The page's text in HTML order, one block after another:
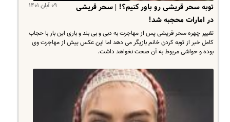
۰۹ آبان ۱۴۰۱
توبه سحر قریشی رو باور کنیم؟! | سحر قریشی
در امارات محجبه شد!
تغییر چهره سحر قریشی پس از مهاجرت به دبی و بی بند و باری این بار با حجاب
کامل خبر از توبه کردن خانم بازیگر می دهد اما این عکس پیش از مهاجرت وی
بوده و حواشی مربوط به آن صحت نخواهد داشت.